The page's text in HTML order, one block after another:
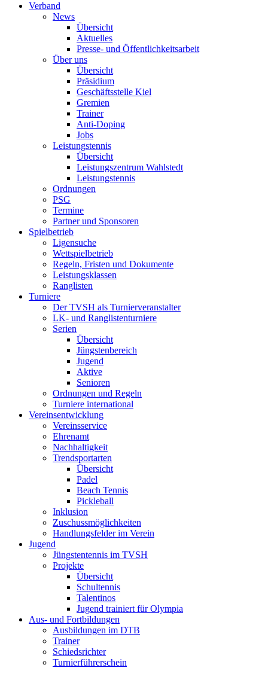
Verband
News
Übersicht
Aktuelles
Presse- und Öffentlichkeitsarbeit
Über uns
Übersicht
Präsidium
Geschäftsstelle Kiel
Gremien
Trainer
Anti-Doping
Jobs
Leistungstennis
Übersicht
Leistungszentrum Wahlstedt
Leistungstennis
Ordnungen
PSG
Termine
Partner und Sponsoren
Spielbetrieb
Ligensuche
Wettspielbetrieb
Regeln, Fristen und Dokumente
Leistungsklassen
Ranglisten
Turniere
Der TVSH als Turnierveranstalter
LK- und Ranglistenturniere
Serien
Übersicht
Jüngstenbereich
Jugend
Aktive
Senioren
Ordnungen und Regeln
Turniere international
Vereinsentwicklung
Vereinsservice
Ehrenamt
Nachhaltigkeit
Trendsportarten
Übersicht
Padel
Beach Tennis
Pickleball
Inklusion
Zuschussmöglichkeiten
Handlungsfelder im Verein
Jugend
Jüngstentennis im TVSH
Projekte
Übersicht
Schultennis
Talentinos
Jugend trainiert für Olympia
Aus- und Fortbildungen
Ausbildungen im DTB
Trainer
Schiedsrichter
Turnierführerschein